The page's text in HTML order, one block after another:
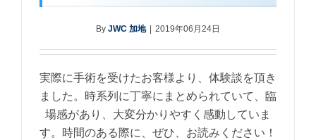
By JWC 加地 2019年06月24日
実際に手術を受けたお客様より、体験談を頂き
ました。時系列に丁寧にまとめられていて、臨
場感があり、大変分かりやすく感動していま
す。時間のある際に、ぜひ、お読みください！